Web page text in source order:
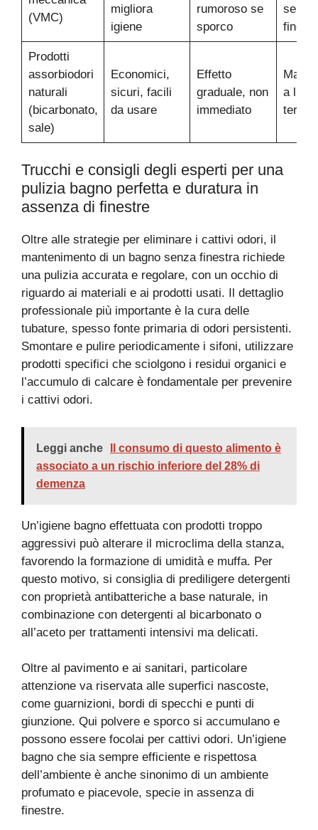
(VMC)
migliora
igiene
rumoroso se
sporco
senza
Prodotti
assorbiodori
naturali
(bicarbonato,
sale)
Economici,
sicuri, facili
da usare
Effetto
graduale, non
immediato
a
Trucchi e consigli degli esperti per una
pulizia bagno perfetta e duratura in
assenza di finestre
Oltre alle strategie per eliminare i cattivi odori, il
mantenimento di un bagno senza finestra richiede
una pulizia accurata e regolare, con un occhio di
riguardo ai materiali e ai prodotti usati. Il dettaglio
professionale più importante è la cura delle
tubature, spesso fonte primaria di odori persistenti.
Smontare e pulire periodicamente i sifoni, utilizzare
prodotti specifici che sciolgono i residui organici e
l’accumulo di calcare è fondamentale per prevenire
i cattivi odori.
Leggi anche
Il consumo di questo alimento è
associato a un rischio inferiore del 28% di
demenza
Un’igiene bagno effettuata con prodotti troppo
aggressivi può alterare il microclima della stanza,
favorendo la formazione di umidità e muffa. Per
questo motivo, si consiglia di prediligere detergenti
con proprietà antibatteriche a base naturale, in
combinazione con detergenti al bicarbonato o
all’aceto per trattamenti intensivi ma delicati.
Oltre al pavimento e ai sanitari, particolare
attenzione va riservata alle superfici nascoste,
come guarnizioni, bordi di specchi e punti di
giunzione. Qui polvere e sporco si accumulano e
possono essere focolai per cattivi odori. Un’igiene
bagno che sia sempre efficiente e rispettosa
dell’ambiente è anche sinonimo di un ambiente
profumato e piacevole, specie in assenza di
finestre.